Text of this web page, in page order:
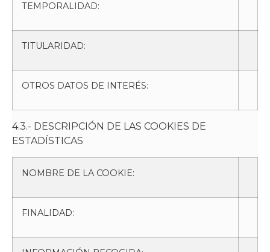
TEMPORALIDAD:
TITULARIDAD:
OTROS DATOS DE INTERÉS:
4.3.- DESCRIPCIÓN DE LAS COOKIES DE
ESTADÍSTICAS
NOMBRE DE LA COOKIE:
FINALIDAD: